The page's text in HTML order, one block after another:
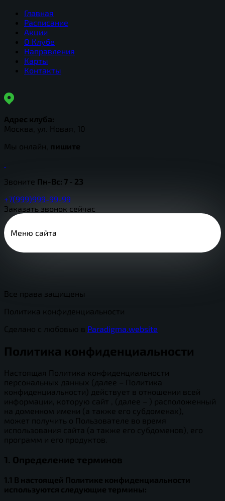
Главная
Расписание
Акции
О Клубе
Направления
Карты
Контакты
Адрес клуба:
Москва, ул. Новая, 10
Мы онлайн, пишите
Звоните Пн-Вс: 7 - 23
+7(999)999-99-99
Заказать звонок сейчас
Меню сайта
Все права защищены
Политика конфиденциальности
Сделано с любовью в Paradigma.website
Политика конфиденциальности
Настоящая Политика конфиденциальности
персональных данных (далее – Политика
конфиденциальности) действует в отношении всей
информации, которую сайт , (далее – ) расположенный
на доменном имени (а также его субдоменах),
может получить о Пользователе во время
использования сайта (а также его субдоменов), его
программ и его продуктов.
1. Определение терминов
1.1 В настоящей Политике конфиденциальности
используются следующие термины: